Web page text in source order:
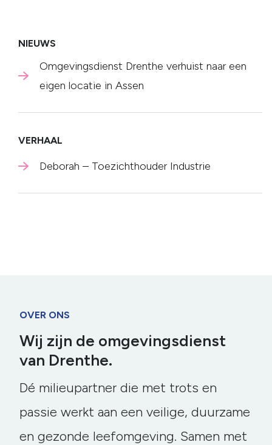
NIEUWS
Omgevingsdienst Drenthe verhuist naar een
eigen locatie in Assen
VERHAAL
Deborah – Toezichthouder Industrie
OVER ONS
Wij zijn de omgevingsdienst
van Drenthe.
Dé milieupartner die met trots en
passie werkt aan een veilige, duurzame
en gezonde leefomgeving. Samen met